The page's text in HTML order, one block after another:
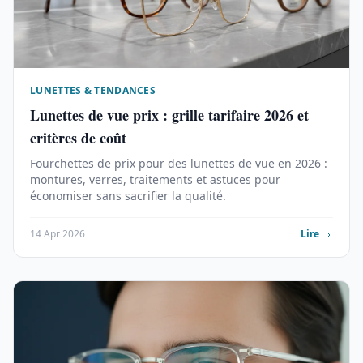
LUNETTES & TENDANCES
Lunettes de vue prix : grille tarifaire 2026 et
critères de coût
Fourchettes de prix pour des lunettes de vue en 2026 :
montures, verres, traitements et astuces pour
économiser sans sacrifier la qualité.
14 Apr 2026 Lire